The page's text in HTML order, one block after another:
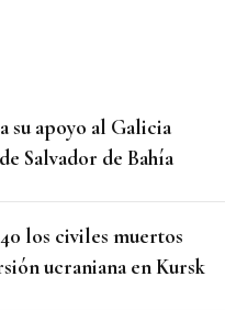
su apoyo al Galicia
Salvador de Bahía
los civiles muertos
ucraniana en Kursk